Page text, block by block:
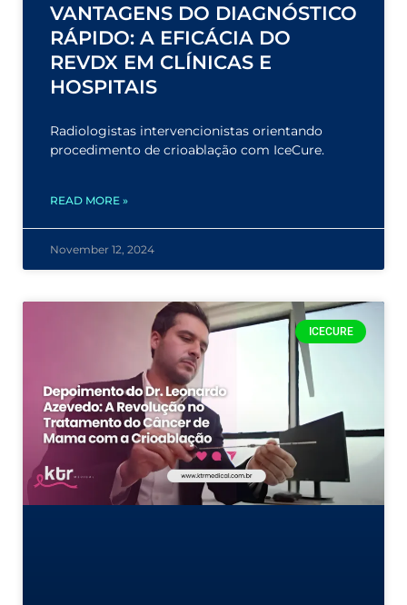
VANTAGENS DO DIAGNÓSTICO
RÁPIDO: A EFICÁCIA DO
REVDX EM CLÍNICAS E
HOSPITAIS
Radiologistas intervencionistas orientando
procedimento de crioablação com IceCure.
READ MORE »
November 12, 2024
ICECURE